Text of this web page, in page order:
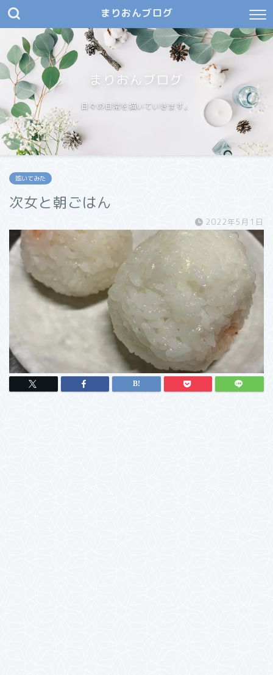
まりおんブログ
まりおんブログ
日々の日常を描いていきます。
呟いてみた
次女と朝ごはん
2022年5月1日